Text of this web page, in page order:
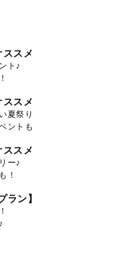
ススメ
ト♪
ススメ
夏祭り
ントも
ススメ
ー♪
！
ラン】